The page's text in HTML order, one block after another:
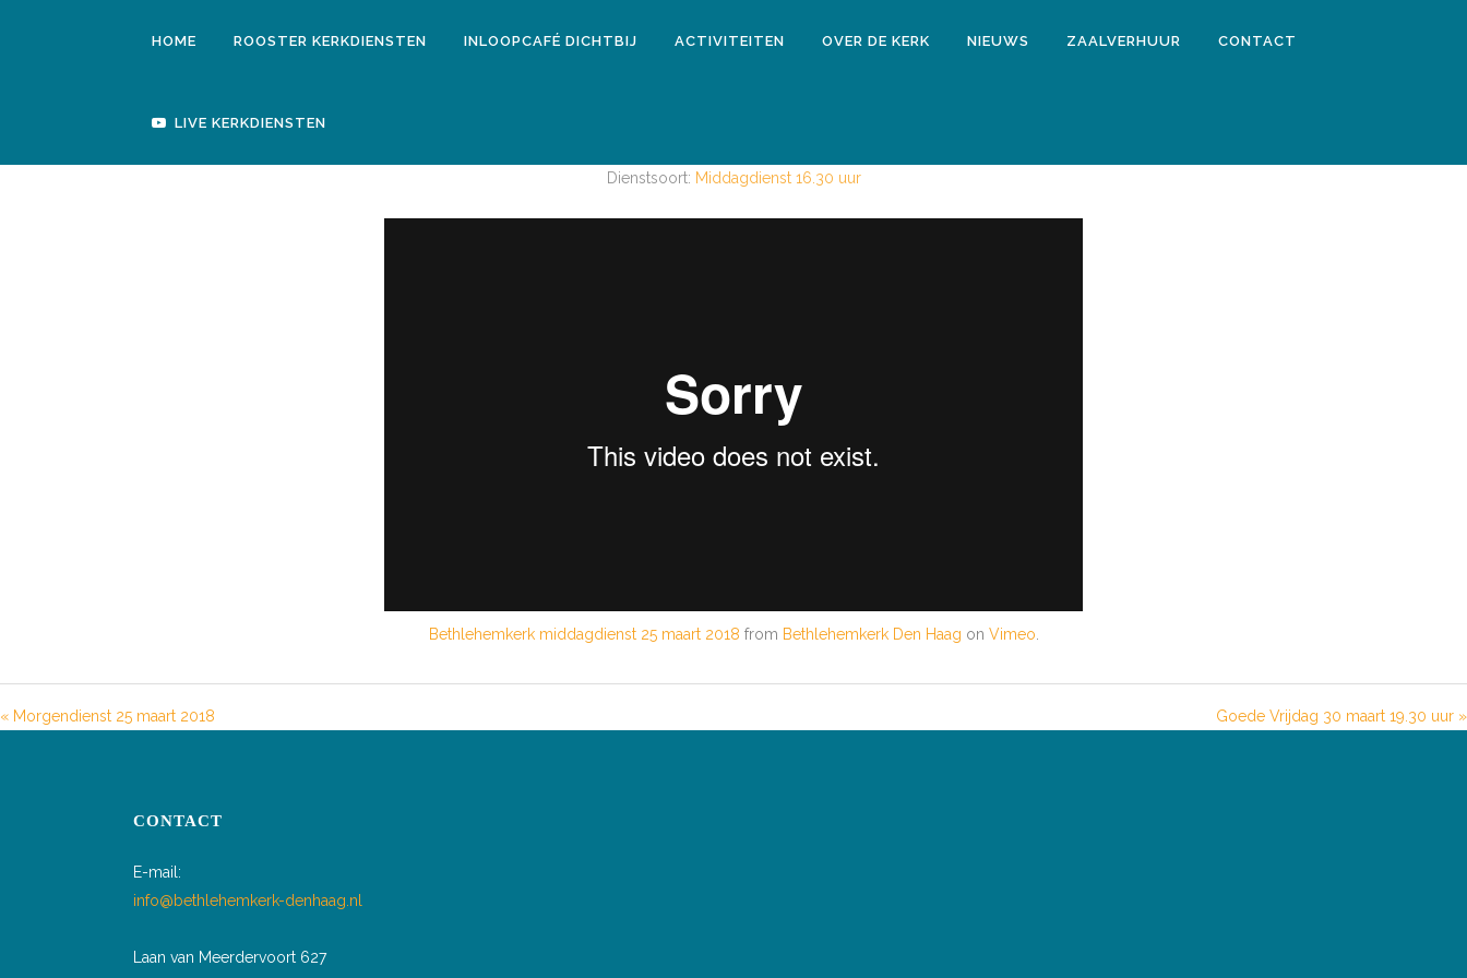
HOME ROOSTER KERKDIENSTEN INLOOPCAFÉ DICHTBIJ ACTIVITEITEN OVER DE KERK NIEUWS ZAALVERHUUR CONTACT
LIVE KERKDIENSTEN
Dienstsoort: Middagdienst 16.30 uur
Bethlehemkerk middagdienst 25 maart 2018 from Bethlehemkerk Den Haag on Vimeo
« Morgendienst 25 maart 2018 Goede Vrijdag 30 maart 19.30 uur »
CONTACT
E-mail:
info@bethlehemkerk-denhaag.nl
Laan van Meerdervoort 627